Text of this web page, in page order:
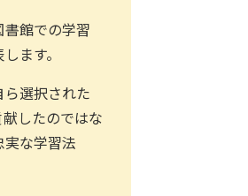
館での学習
ます。
選択された
したのではな
な学習法